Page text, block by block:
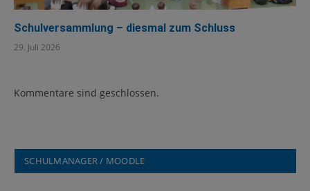
Schulversammlung – diesmal zum Schluss
29. Juli 2026
Kommentare sind geschlossen.
SCHULMANAGER / MOODLE